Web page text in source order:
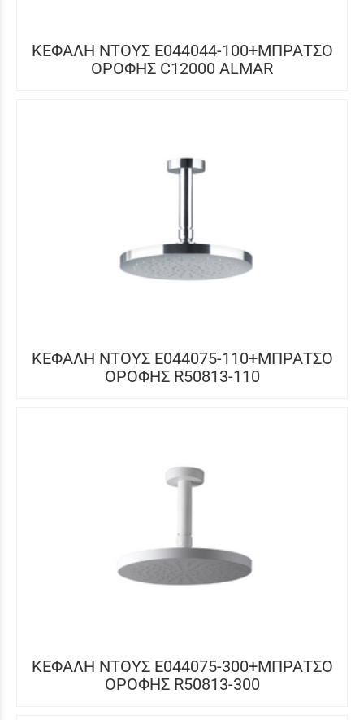
ΚΕΦΑΛΗ ΝΤΟΥΣ E044044-100+ΜΠΡΑΤΣΟ
ΟΡΟΦΗΣ C12000 ALMAR
ΚΕΦΑΛΗ ΝΤΟΥΣ E044075-110+ΜΠΡΑΤΣΟ
ΟΡΟΦΗΣ R50813-110
ΚΕΦΑΛΗ ΝΤΟΥΣ E044075-300+ΜΠΡΑΤΣΟ
ΟΡΟΦΗΣ R50813-300